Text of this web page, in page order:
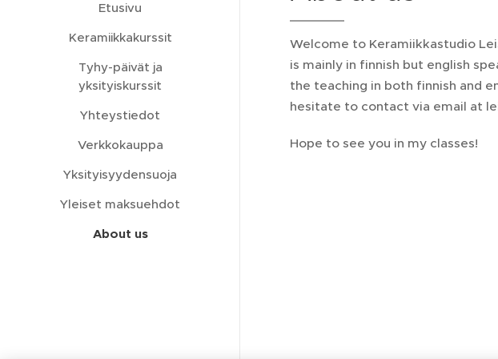
Etusivu
Keramiikkakurssit
Tyhy-päivät ja
yksityiskurssit
Yhteystiedot
Verkkokauppa
Yksityisyydensuoja
Yleiset maksuehdot
About us
Welcome to Keramiikkastudio
is mainly in finnish but english
the teaching in both finnish and
hesitate to contact via email at
Hope to see you in my classes!